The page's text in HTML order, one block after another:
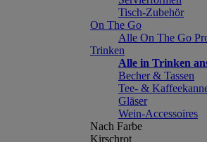
Tisch-Zubehör
On The Go
Alle On The Go
Trinken
Alle in Trinken
Becher & Tassen
Tee- &
Gläser
Wein-Accessoires
Nach Farbe
Kirschrot